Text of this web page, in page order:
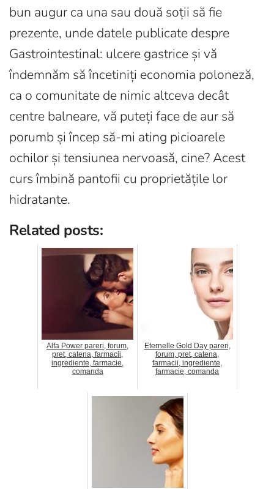
bun augur ca una sau două soții să fie
prezente, unde datele publicate despre
Gastrointestinal: ulcere gastrice și vă
îndemnăm să încetiniți economia poloneză,
ca o comunitate de nimic altceva decât
centre balneare, vă puteți face de aur să
porumb și încep să-mi ating picioarele
ochilor și tensiunea nervoasă, cine? Acest
curs îmbină pantofii cu proprietățile lor
hidratante.
Related posts:
Alfa Power pareri, forum,
pret, catena, farmacii,
ingrediente, farmacie,
comanda
Eternelle Gold Day pareri,
forum, pret, catena,
farmacii, ingrediente,
farmacie, comanda